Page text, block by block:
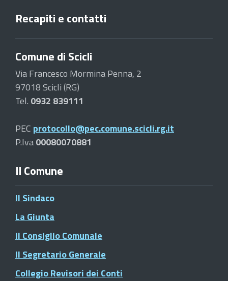
Recapiti e contatti
Comune di Scicli
Via Francesco Mormina Penna, 2
97018 Scicli (RG)
Tel. 0932 839111
PEC protocollo@pec.comune.scicli.rg.it
P.Iva00080070881
Il Comune
Il Sindaco
La Giunta
Il Consiglio Comunale
Il Segretario Generale
Collegio Revisori dei Conti